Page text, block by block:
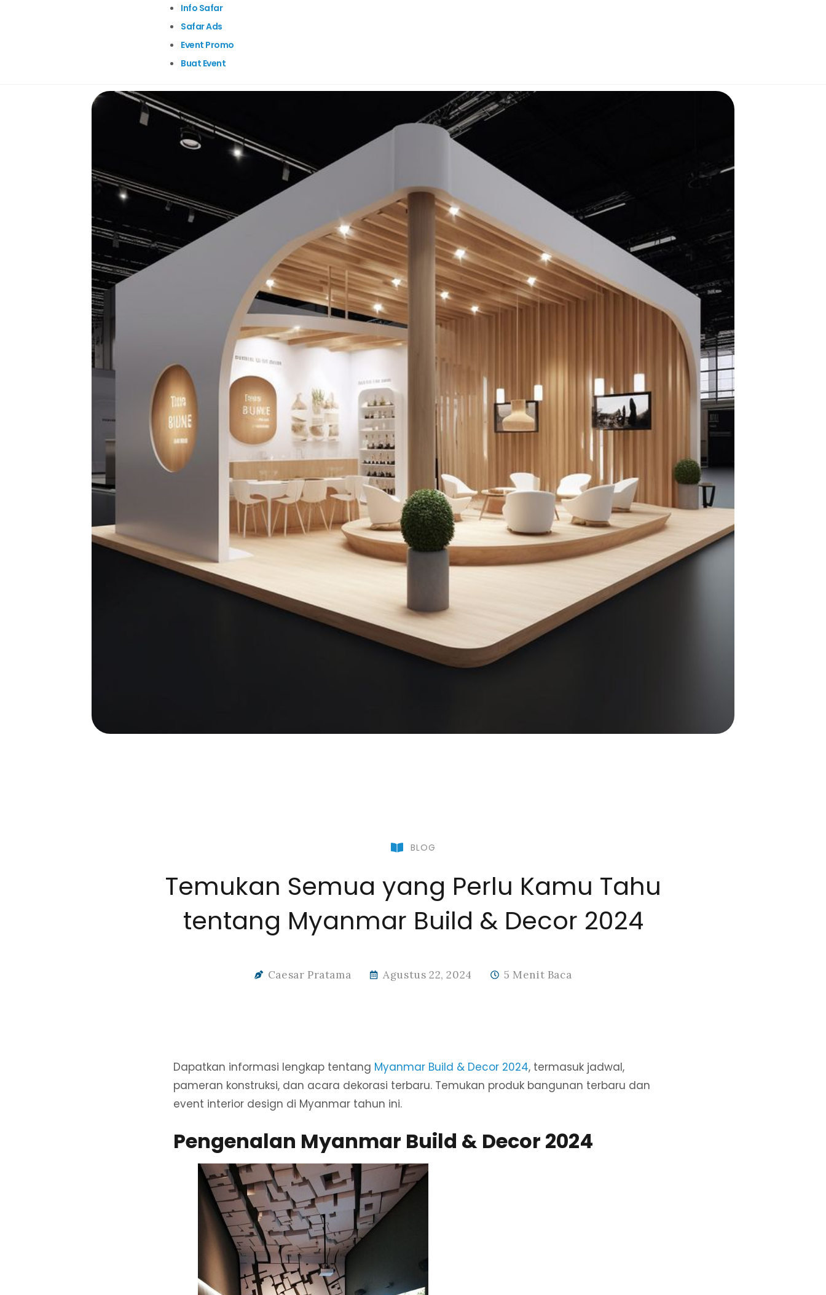
Info Safar
Safar Ads
Event Promo
Buat Event
BLOG
Temukan Semua yang Perlu Kamu Tahu
tentang Myanmar Build & Decor 2024
Caesar Pratama Agustus 22, 2024 5 Menit Baca
Dapatkan informasi lengkap tentang Myanmar Build & Decor 2024, termasuk jadwal,
pameran konstruksi, dan acara dekorasi terbaru. Temukan produk bangunan terbaru dan
event interior design di Myanmar tahun ini.
Pengenalan Myanmar Build & Decor 2024